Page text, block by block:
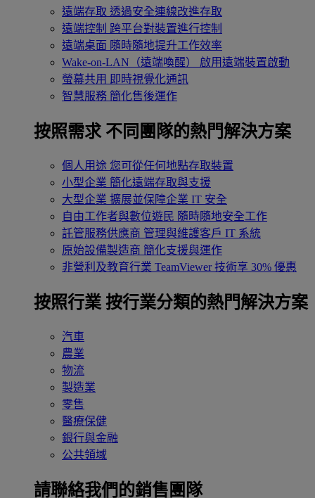
遠端存取 透過安全連線改進存取
遠端控制 跨平台對裝置進行控制
遠端桌面 隨時隨地提升工作效率
Wake-on-LAN（遠端喚醒）
啟用遠端裝置啟動
螢幕共用 即時視覺化通訊
智慧服務 簡化售後運作
按照需求 不同團隊的熱門解決方案
個人用途 您可從任何地點存取裝置
小型企業 簡化遠端存取與支援
大型企業 擴展並保障企業 IT 安全
自由工作者與數位遊民 隨時隨地安全工作
託管服務供應商 管理與維護客戶 IT 系統
原始設備製造商 簡化支援與運作
非營利及教育行業 TeamViewer 技術享 30% 優惠
按照行業 按行業分類的熱門解決方案
汽車
農業
物流
製造業
零售
醫療保健
銀行與金融
公共領域
請聯絡我們的銷售團隊